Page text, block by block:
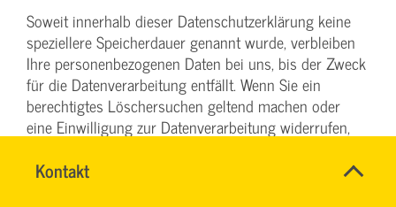
Kontakt
RONALD
Name*
Soweit innerhalb dieser Datenschutzerklärung keine
speziellere Speicherdauer genannt wurde, verbleiben
Ihre personenbezogenen Daten bei uns, bis der Zweck
für die Datenverarbeitung entfällt. Wenn Sie ein
berechtigtes Löschersuchen geltend machen oder
eine Einwilligung zur Datenverarbeitung widerrufen,
rechtlich zulässigen Gründe für die Speicherung Ihrer